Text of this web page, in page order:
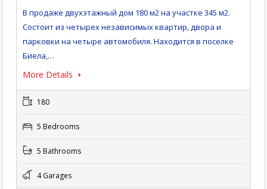
В продаже двухэтажный дом 180 м2 на участке 345 м2.
Состоит из четырех независимых квартир, двора и
парковки на четыре автомобиля. Находится в поселке
Биела,…
More Details
180
5 Bedrooms
5 Bathrooms
4 Garages